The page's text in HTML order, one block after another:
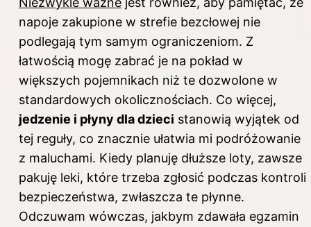
napoje zakupione w strefie bezcłowej nie
podlegają tym samym ograniczeniom. Z
łatwością mogę zabrać je na pokład w
większych pojemnikach niż te dozwolone w
standardowych okolicznościach. Co więcej,
jedzenie i płyny dla dzieci stanowią wyjątek od
tej reguły, co znacznie ułatwia mi podróżowanie
z maluchami. Kiedy planuję dłuższe loty, zawsze
pakuję leki, które trzeba zgłosić podczas kontroli
bezpieczeństwa, zwłaszcza te płynne.
Odczuwam wówczas, jakbym zdawała egzamin